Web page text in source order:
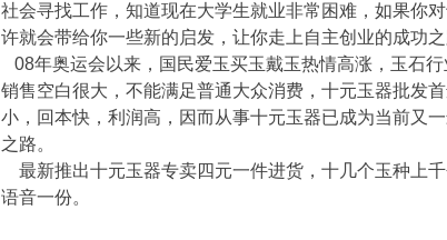
社会寻找工作，知道现在大学生就业非常困难，如果你
许就会带给你一些新的启发，让你走上自主创业的成功之
08年奥运会以来，国民爱玉买玉戴玉热情高涨，玉石
销售空白很大，不能满足普通大众消费，十元玉器批发
小，回本快，利润高，因而从事十元玉器已成为当前又
之路。
最新推出十元玉器专卖四元一件进货，十几个玉种上
语音一份。